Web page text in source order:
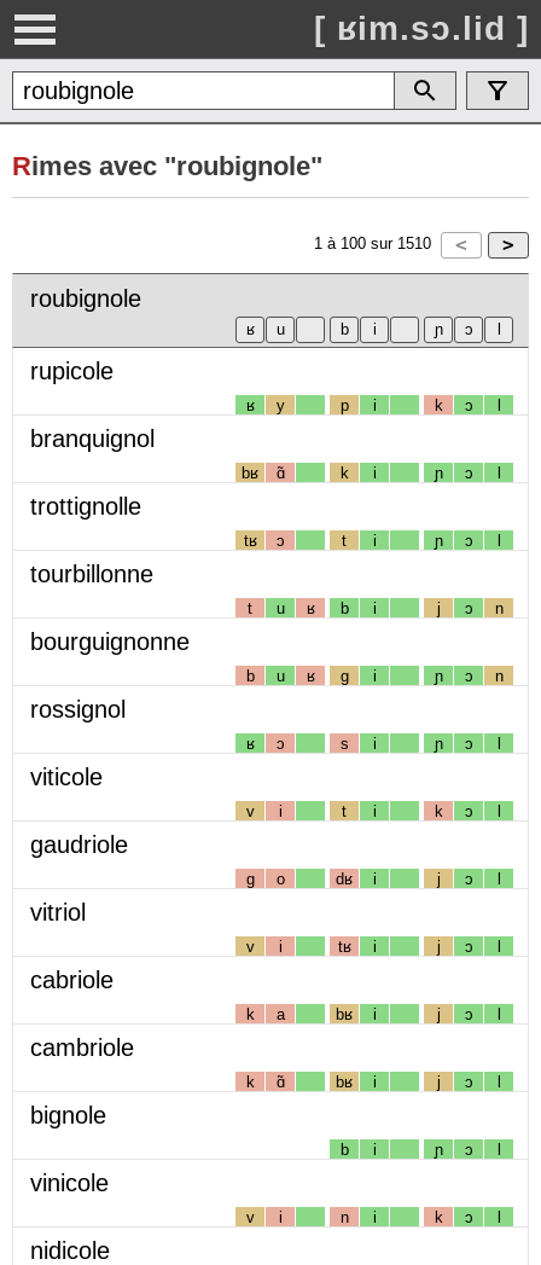
[ ʁim.sɔ.lid ]
Rimes avec "roubignole"
1 à 100 sur 1510
roubignole
rupicole
ʁ y p i k ɔ l
branquignol
bʁ ɑ̃ k i ɲ ɔ l
trottignolle
tʁ ɔ t i ɲ ɔ l
tourbillonne
t u ʁ b i j ɔ n
bourguignonne
b u ʁ g i ɲ ɔ n
rossignol
ʁ ɔ s i ɲ ɔ l
viticole
v i t i k ɔ l
gaudriole
g o dʁ i j ɔ l
vitriol
v i tʁ i j ɔ l
cabriole
k a bʁ i j ɔ l
cambriole
k ɑ̃ bʁ i j ɔ l
bignole
b i ɲ ɔ l
vinicole
v i n i k ɔ l
nidicole